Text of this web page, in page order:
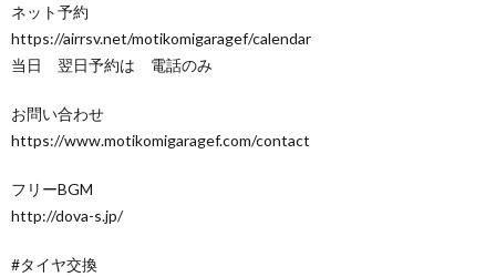
ネット予約
https://airrsv.net/motikomigaragef/calendar
当日 翌日予約は 電話のみ
お問い合わせ
https://www.motikomigaragef.com/contact
フリーBGM
http://dova-s.jp/
#タイヤ交換